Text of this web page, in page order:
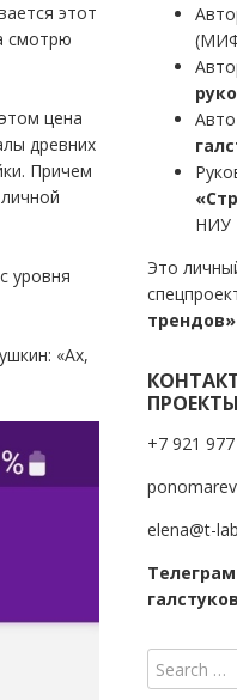
этот
смотрю
цена
древних
Причем
уровня
«Ах,
НИУ
Это
трендов»
+7 921
elena@t-